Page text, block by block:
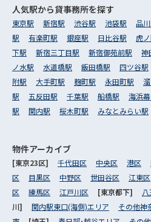
人気駅から貸事務所を探す
東京駅 新宿駅 渋谷駅 池袋駅 品
駅
有楽町駅 銀座駅 日比谷駅 虎
下駅
新宿三丁目駅 新宿御苑前駅 神
ノ水駅
水道橋駅 飯田橋駅 四ツ谷駅
附駅
大手町駅 麹町駅 永田町駅
駅
五反田駅 千葉駅 船橋駅 海浜
駅
関内駅 桜木町駅 みなとみらい駅
物件アーカイブ
[東京23区] 千代田区 中央区 港区
区
目黒区 中野区 世田谷区 江東区
区
練馬区 江戸川区 [東京都下]
川] 関内駅東口(海側)エリア その他神